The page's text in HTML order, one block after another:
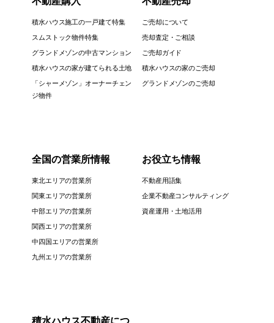
積水ハウス施工の一戸建て特集
スムストック物件特集
グランドメゾンの中古マンション
積水ハウスの家が建てられる土地
「シャーメゾン」オーナーチェン
ジ物件
ご売却について
売却査定・ご相談
ご売却ガイド
積水ハウスの家のご売却
グランドメゾンのご売却
全国の営業所情報
東北エリアの営業所
関東エリアの営業所
中部エリアの営業所
関西エリアの営業所
中四国エリアの営業所
九州エリアの営業所
お役立ち情報
不動産用語集
企業不動産コンサルティング
資産運用・土地活用
積水ハウス不動産につ